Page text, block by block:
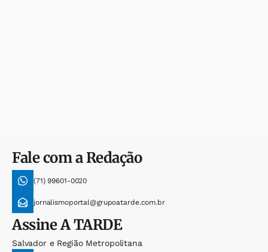
Fale com a Redação
(71) 99601-0020
jornalismoportal@grupoatarde.com.br
AssineA TARDE
Salvador e Região Metropolitana